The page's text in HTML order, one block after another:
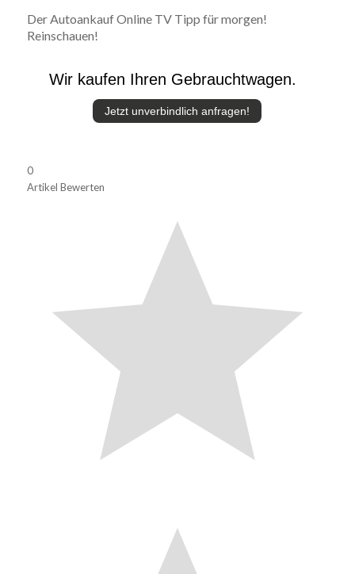
Der Autoankauf Online TV Tipp für morgen!
Reinschauen!
Wir kaufen Ihren Gebrauchtwagen.
Jetzt unverbindlich anfragen!
0
Artikel Bewerten